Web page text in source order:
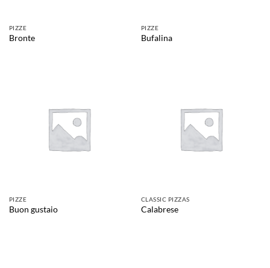
PIZZE
Bronte
PIZZE
Bufalina
PIZZE
Buon gustaio
CLASSIC PIZZAS
Calabrese